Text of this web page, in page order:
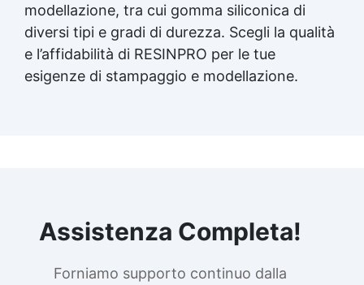
modellazione, tra cui gomma siliconica di
diversi tipi e gradi di durezza. Scegli la qualità
e l’affidabilità di RESINPRO per le tue
esigenze di stampaggio e modellazione.
Assistenza Completa!
Forniamo supporto continuo dalla